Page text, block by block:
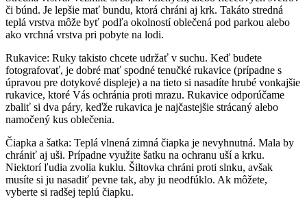
či búnd. Je lepšie mať bundu, ktorá chráni aj krk. Takáto stredná
teplá vrstva môže byť podľa okolností oblečená pod parkou alebo
ako vrchná vrstva pri pobyte na lodi.
Rukavice: Ruky takisto chcete udržať v suchu. Keď budete
fotografovať, je dobré mať spodné tenučké rukavice (prípadne s
úpravou pre dotykové displeje) a na tieto si nasadíte hrubé vonkajšie
rukavice, ktoré Vás ochránia proti mrazu. Rukavice odporúčame
zbaliť si dva páry, keďže rukavica je najčastejšie strácaný alebo
namočený kus oblečenia.
Čiapka a šatka: Teplá vlnená zimná čiapka je nevyhnutná. Mala by
chrániť aj uši. Prípadne využite šatku na ochranu uší a krku.
Niektorí ľudia zvolia kuklu. Šiltovka chráni proti slnku, avšak
musíte si ju nasadiť pevne tak, aby ju neodfúklo. Ak môžete,
vyberte si radšej teplú čiapku.